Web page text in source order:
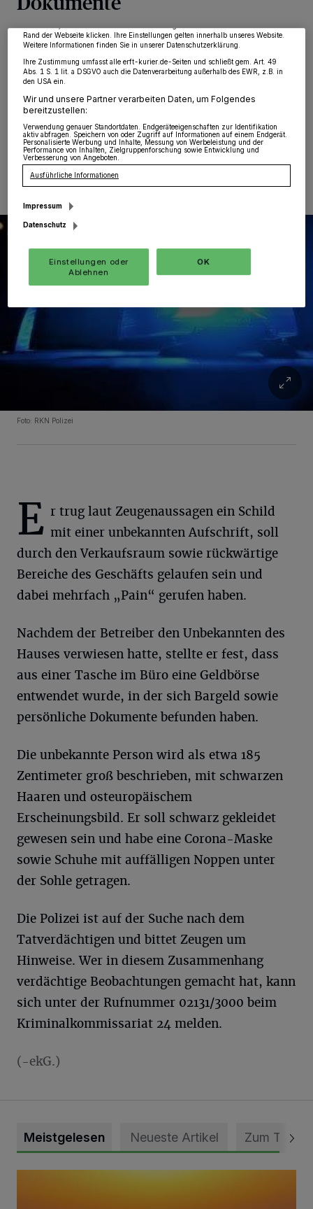
Grevenbroich·Am Mittwoch hat ein unbekannter
Mann offenbar eine Geldbörse aus einem Geschäft an
der Ölgasse in Grevenbroich gestohlen. Nach
bisherigem Stand der Ermittlungen betrat der
Tatverdächtige das Sanitätshaus gegen 17.45 Uhr.
21.11.2024 , 12:14 Uhr Eine Minute Lesezeit
Foto: RKN Polizei
E r trug laut Zeugenaussagen ein Schild
mit einer unbekannten Aufschrift, soll
durch den Verkaufsraum sowie rückwärtige
Bereiche des Geschäfts gelaufen sein und
dabei mehrfach „Pain“ gerufen haben.
Nachdem der Betreiber den Unbekannten des
Hauses verwiesen hatte, stellte er fest, dass
aus einer Tasche im Büro eine Geldbörse
entwendet wurde, in der sich Bargeld sowie
persönliche Dokumente befunden haben.
Die unbekannte Person wird als etwa 185
Zentimeter groß beschrieben, mit schwarzen
Haaren und osteuropäischem
Erscheinungsbild. Er soll schwarz gekleidet
gewesen sein und habe eine Corona-Maske
sowie Schuhe mit auffälligen Noppen unter
der Sohle getragen.
Die Polizei ist auf der Suche nach dem
Tatverdächtigen und bittet Zeugen um
Hinweise. Wer in diesem Zusammenhang
verdächtige Beobachtungen gemacht hat, kann
sich unter der Rufnummer 02131/3000 beim
Kriminalkommissariat 24 melden.
(-ekG.)
Meistgelesen Neueste Artikel Zum Thema
Die schönsten Sommermomente gesucht
möglicherweise nicht mehr so relevant für Sie. Sie können dieses Menü jederzeit
Rand der Webseite klicken. Ihre Einstellungen gelten innerhalb unseres Website.
Weitere Informationen finden Sie in unserer Datenschutzerklärung.
Ihre Zustimmung umfasst alle erft-kurier.de-Seiten und schließt gem. Art. 49
Abs. 1 S. 1 lit. a DSGVO auch die Datenverarbeitung außerhalb des EWR, z.B. in
den USA ein.
Wir und unsere Partner verarbeiten Daten, um Folgendes
bereitzustellen:
Verwendung genauer Standortdaten. Endgeräteeigenschaften zur Identifikation
aktiv abfragen. Speichern von oder Zugriff auf Informationen auf einem Endgerät.
Personalisierte Werbung und Inhalte, Messung von Werbeleistung und der
Performance von Inhalten, Zielgruppenforschung sowie Entwicklung und
Verbesserung von Angeboten.
Ausführliche Informationen
Impressum
Datenschutz
Einstellungen oder
Ablehnen
OK